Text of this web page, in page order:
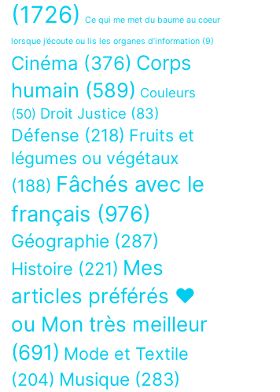
(1726)
Ce qui me met du baume au coeur
lorsque j’écoute ou lis les organes d’information (9)
Cinéma (376) Corps
humain (589) Couleurs
(50) Droit Justice (83)
Défense (218) Fruits et
légumes ou végétaux
(188) Fâchés avec le
français (976)
Géographie (287)
Histoire (221) Mes
articles préférés ❤
ou Mon très meilleur
(691) Mode et Textile
(204) Musique (283)